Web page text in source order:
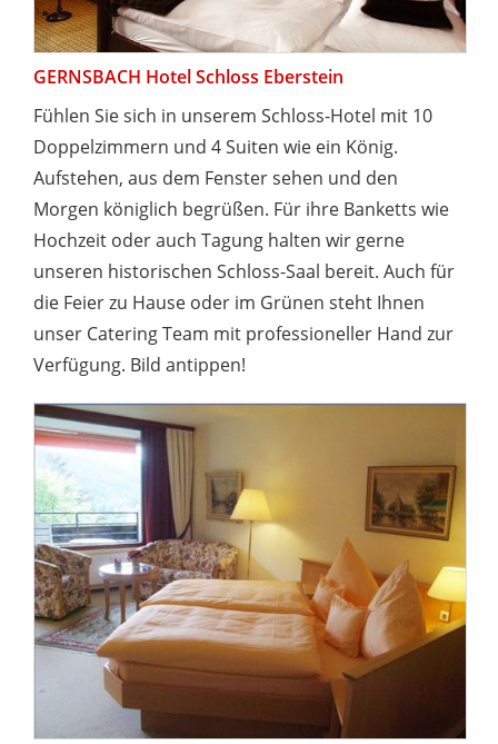
GERNSBACH Hotel Schloss Eberstein
Fühlen Sie sich in unserem Schloss-Hotel mit 10
Doppelzimmern und 4 Suiten wie ein König.
Aufstehen, aus dem Fenster sehen und den
Morgen königlich begrüßen. Für ihre Banketts wie
Hochzeit oder auch Tagung halten wir gerne
unseren historischen Schloss-Saal bereit. Auch für
die Feier zu Hause oder im Grünen steht Ihnen
unser Catering Team mit professioneller Hand zur
Verfügung. Bild antippen!